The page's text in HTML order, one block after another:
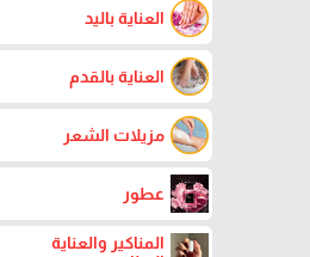
العناية باليد
العناية بالقدم
مزيلات الشعر
عطور
المناكير والعناية